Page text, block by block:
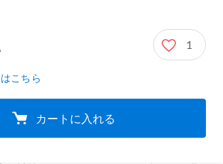
1
こちら
カートに入れる